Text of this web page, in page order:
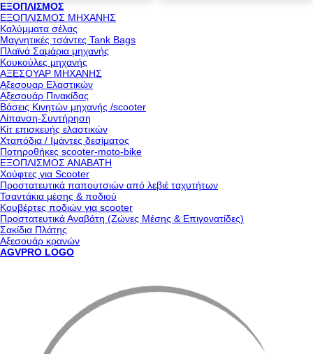
ΕΞΟΠΛΙΣΜΟΣ
ΕΞΟΠΛΙΣΜΟΣ ΜΗΧΑΝΗΣ
Καλύμματα σέλας
Μαγνητικές τσάντες Tank Bags
Πλαϊνά Σαμάρια μηχανής
Κουκούλες μηχανής
ΑΞΕΣΟΥΑΡ ΜΗΧΑΝΗΣ
Αξεσουαρ Ελαστικών
Αξεσουάρ Πινακίδας
Βάσεις Κινητών μηχανής /scooter
Λίπανση-Συντήρηση
Κίτ επισκευής ελαστικών
Χταπόδια / Ιμάντες δεσίματος
Ποτηροθήκες scooter-moto-bike
ΕΞΟΠΛΙΣΜΟΣ ΑΝΑΒΑΤΗ
Χούφτες για Scooter
Προστατευτικά παπουτσιών από λεβιέ ταχυτήτων
Τσαντάκια μέσης & ποδιού
Κουβέρτες ποδιών για scooter
Προστατευτικά Αναβάτη (Ζώνες Μέσης & Επιγονατίδες)
Σακίδια Πλάτης
Αξεσουάρ κρανών
AGVPRO LOGO